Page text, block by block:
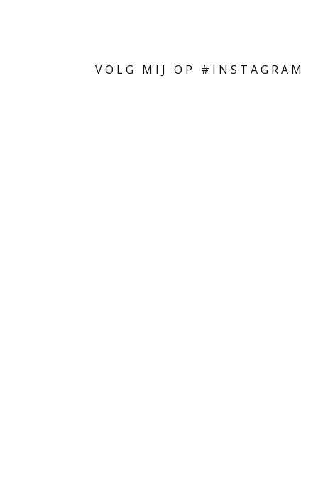
VOLG MIJ OP #INSTAGRAM